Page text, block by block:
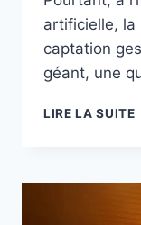
artificielle, la
captation
géant, une
LIRE LA SUITE